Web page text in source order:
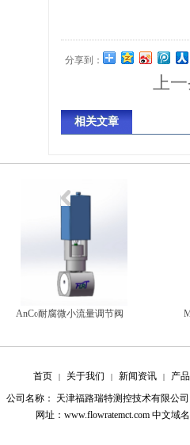
分享到：
上
相关文章
AnCo耐腐微小流量调节阀
首页 | 关于我们 | 新闻资讯 |
产
公司名称： 天津福路瑞特测控技术有限公
网址：www.flowratemct.com 中文域